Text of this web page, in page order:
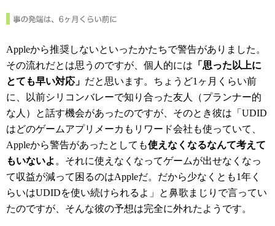
Appleから推奨しないといったかたちで警告がありました。
その流れだとは思うのですが、個人的には 「思った以上に
とても早い対応」 だと思います。ちょうど1ヶ月くらい前
に、以前シリコンバレーで知り合った友人（プランナー的
な人）と話す機会があったのですが、そのとき彼は「UDID
はどのゲームアプリメーカもリワード会社も使っていて、
Appleから警告があったとしても使えなくなるなんて考えて
もいないよ 。それに使えなくなってゲームが出せなくなっ
て収益が減って困るのはAppleだ。だから少なくとも1年く
らいはUDIDを使い続けられるよ」と鼻歌まじりで言ってい
たのですが、そんな彼の予想は完全に外れたようです。